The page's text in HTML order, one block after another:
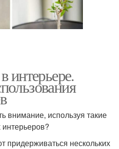
интерьере.
внимание, используя такие
придерживаться нескольких